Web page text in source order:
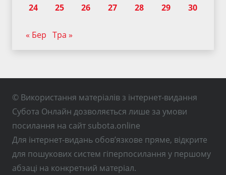
24
25 26 27 28 29 30
« Бер Тра »
© Використання матеріалів з інтернет-видання
Субота Онлайн дозволяється лише за умови
посилання на сайт subota.online
Для інтернет-видань обов’язкове пряме, відкрите
для пошукових систем гіперпосилання у першому
абзаці на конкретний матеріал.